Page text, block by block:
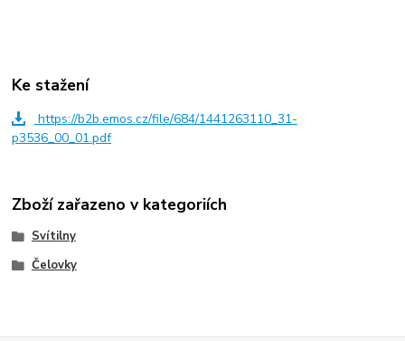
Ke stažení
https://b2b.emos.cz/file/684/1441263110_31-
p3536_00_01.pdf
Zboží zařazeno v kategoriích
Svítilny
Čelovky